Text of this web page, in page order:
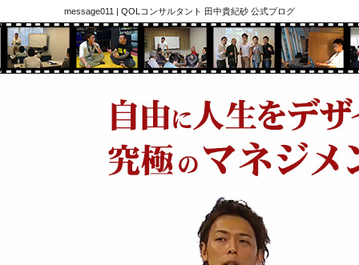
message011 | QOLコンサルタント 田中貴紀砂 公式ブログ